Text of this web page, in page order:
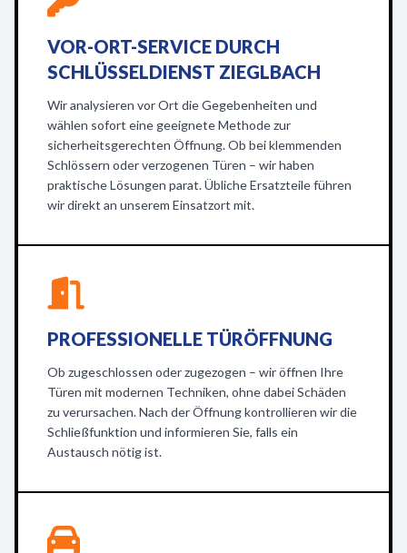
VOR-ORT-SERVICE DURCH
SCHLÜSSELDIENST ZIEGLBACH
Wir analysieren vor Ort die Gegebenheiten und
wählen sofort eine geeignete Methode zur
sicherheitsgerechten Öffnung. Ob bei klemmenden
Schlössern oder verzogenen Türen – wir haben
praktische Lösungen parat. Übliche Ersatzteile führen
wir direkt an unserem Einsatzort mit.
PROFESSIONELLE TÜRÖFFNUNG
Ob zugeschlossen oder zugezogen – wir öffnen Ihre
Türen mit modernen Techniken, ohne dabei Schäden
zu verursachen. Nach der Öffnung kontrollieren wir die
Schließfunktion und informieren Sie, falls ein
Austausch nötig ist.